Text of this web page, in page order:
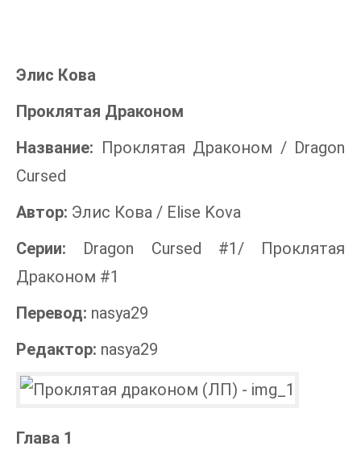
Элис Кова
Проклятая Драконом
Название: Проклятая Драконом / Dragon
Cursed
Автор: Элис Кова / Elise Kova
Серии: Dragon Cursed #1/ Проклятая
Драконом #1
Перевод: nasya29
Редактор: nasya29
Глава 1